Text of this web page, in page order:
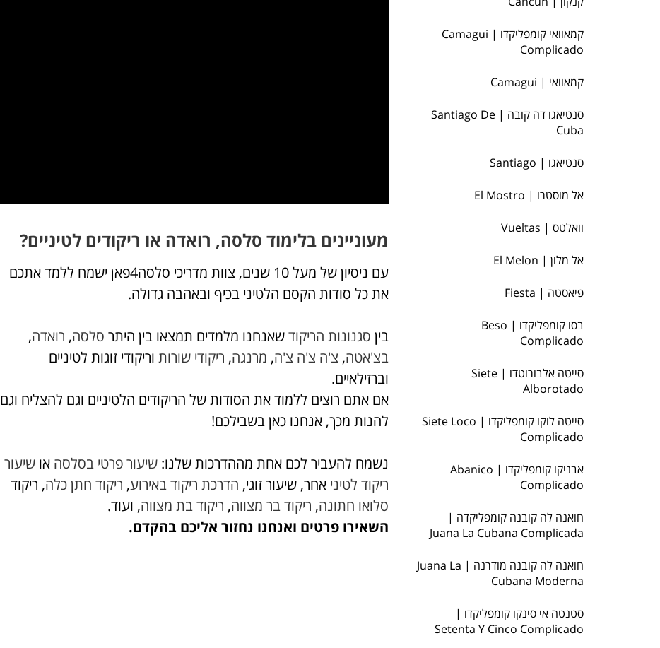
קמאוואי קומפליקדו | Camagui
Complicado
קמאוואי | Camagui
סנטיאגו דה קובה | Santiago De
Cuba
סנטיאגו | Santiago
אל מוסטרו | El Mostro
וואלטס | Vueltas
אל מלון | El Melon
פיאסטה | Fiesta
בסו קומפליקדו | Beso
Complicado
סייטה אלבורוטדו | Siete
Alborotado
סייטה לוקו קומפליקדו | Siete Loco
Complicado
אבניקו קומפליקדו | Abanico
Complicado
חואנה לה קובנה קומפליקדה |
Juana La Cubana Complicada
חואנה לה קובנה מודרנה | Juana La
Cubana Moderna
סטנטה אי סינקו קומפליקדו |
Setenta Y Cinco Complicado
מעוניינים בלימוד סלסה, רואדה או ריקודים לטיניים?
עם ניסיון של מעל 10 שנים, צוות מדריכי סלסה4פאן ישמח ללמד אתכם
את כל סודות הקסם הלטיני בכיף ובאהבה גדולה.
בין סגנונות הריקודשאנחנו מלמדים תמצאו בין היתר סלסה, רואדה,
בצ'אטה, צ'ה צ'ה צ'ה, מרנגה, ריקודי שורות וריקודי זוגות לטיניים
וברזילאיים.
אם אתם רוצים ללמוד את הסודות של הריקודים הלטיניים וגם להצליח וגם
להנות מכך, אנחנו כאן בשבילכם!
נשמח להעביר לכם אחת מההדרכות שלנו:שיעור פרטי בסלסה אושיעור
ריקוד לטיני אחר, שיעור זוגי, הדרכת ריקוד באירוע, ריקוד חתן כלה, ריקוד
סלואו חתונה, ריקוד בר מצווה, ריקוד בת מצווה, ועוד.
השאירו פרטים ואנחנו נחזור אליכם בהקדם.